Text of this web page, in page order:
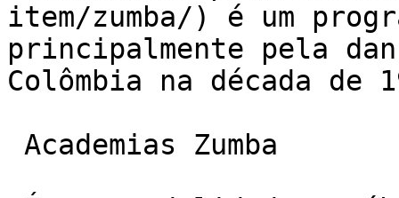
item/zumba/) é um
principalmente pela
Colômbia na década de